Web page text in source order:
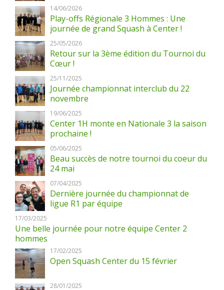
14/06/2026
Play-offs Régionale 3 Hommes : Une
journée de grand Squash à Center !
25/05/2026
Retour sur la 3ème édition du Tournoi du
Cœur !
25/11/2025
Journée championnat interclub du 22
novembre
19/06/2025
Center 1H monte en Nationale 3 la saison
prochaine !
05/06/2025
Beau succès de notre tournoi du coeur du
24 mai
07/04/2025
Dernière journée du championnat de
ligue R1 par équipe
17/03/2025
Une belle journée pour notre équipe Center 2
hommes
17/02/2025
Open Squash Center du 15 février
28/01/2025